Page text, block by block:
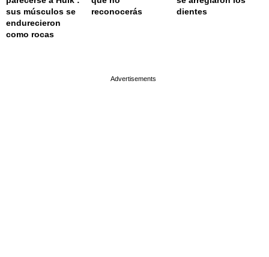
sus músculos se
endurecieron
como rocas
reconocerás
dientes